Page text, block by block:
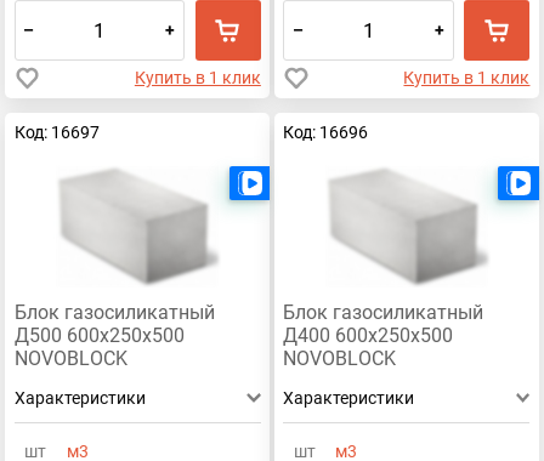
– +
Купить в 1 клик
– +
Купить в 1 клик
Код: 16697
Блок газосиликатный
Д500 600х250х500
NOVOBLOCK
Характеристики
шт м3
Код: 16696
Блок газосиликатный
Д400 600х250х500
NOVOBLOCK
Характеристики
шт м3